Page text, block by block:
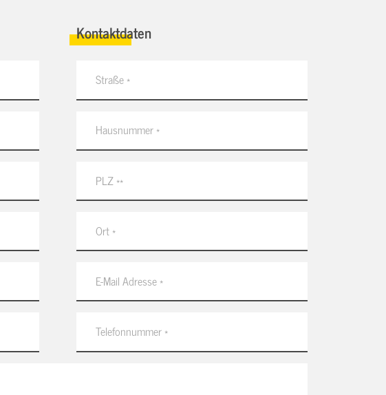
Kontaktdaten